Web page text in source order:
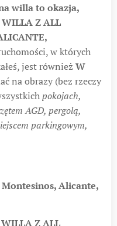
willa to okazja,
Z ALL
w których
jest również W
na obrazy (bez rzeczy
pokojach,
AGD, pergolą,
parkingowym,
Alicante,
Z ALL